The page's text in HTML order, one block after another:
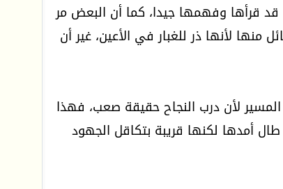
قرأها وفهمها جيدا، كما أن البعض مر
منها لأنها ذر للغبار في الأعين، غير أن
لأن درب النجاح حقيقة صعب، فهذا
أمدها لكنها قريبة بتكاقل الجهود